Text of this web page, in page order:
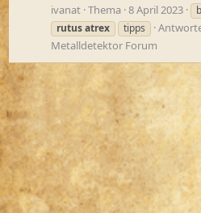
ivanat Thema 8 April 2023
rutusatrex tipps
Metalldetektor Forum